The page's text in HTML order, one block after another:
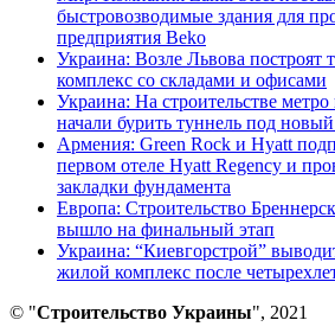
быстровозводимые здания для
предприятия Beko
Украина: Возле Львова построят
комплекс со складами и офисами
Украина: На строительстве
начали бурить туннель под
Армения: Green Rock и Hyatt
первом отеле Hyatt Regency и
закладки фундамента
Европа: Строительство
вышло на финальный этап
Украина: “Киевгорстрой”
жилой комплекс после
© "Строительство Украины", 2021